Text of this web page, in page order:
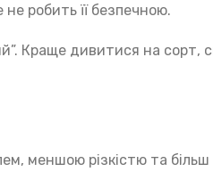
робить її безпечною.
Краще дивитися на сорт,
меншою різкістю та більш